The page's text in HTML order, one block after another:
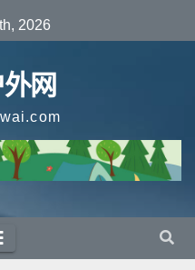
2026
网